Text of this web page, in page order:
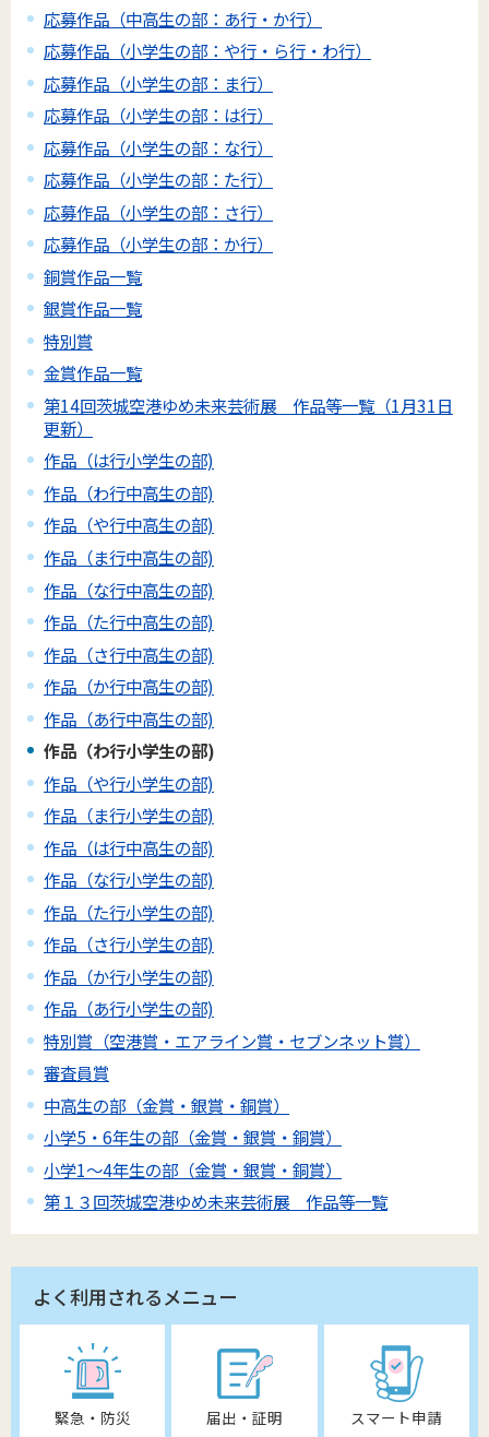
応募作品（中高生の部：あ行・か行）
応募作品（小学生の部：や行・ら行・わ行）
応募作品（小学生の部：ま行）
応募作品（小学生の部：は行）
応募作品（小学生の部：な行）
応募作品（小学生の部：た行）
応募作品（小学生の部：さ行）
応募作品（小学生の部：か行）
銅賞作品一覧
銀賞作品一覧
特別賞
金賞作品一覧
第14回茨城空港ゆめ未来芸術展 作品等一覧（1月31日
更新）
作品（は行小学生の部)
作品（わ行中高生の部)
作品（や行中高生の部)
作品（ま行中高生の部)
作品（な行中高生の部)
作品（た行中高生の部)
作品（さ行中高生の部)
作品（か行中高生の部)
作品（あ行中高生の部)
作品（わ行小学生の部)
作品（や行小学生の部)
作品（ま行小学生の部)
作品（は行中高生の部)
作品（な行小学生の部)
作品（た行小学生の部)
作品（さ行小学生の部)
作品（か行小学生の部)
作品（あ行小学生の部)
特別賞（空港賞・エアライン賞・セブンネット賞）
審査員賞
中高生の部（金賞・銀賞・銅賞）
小学5・6年生の部（金賞・銀賞・銅賞）
小学1～4年生の部（金賞・銀賞・銅賞）
第１３回茨城空港ゆめ未来芸術展 作品等一覧
よく利用されるメニュー
緊急・防災 届出・証明 スマート申請